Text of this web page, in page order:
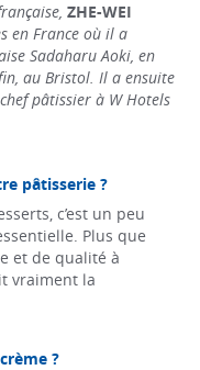
ZHE-WEI
en France où il a
Sadaharu Aoki, en
au Bristol. Il a ensuite
pâtissier à W Hotels
pâtisserie ?
c’est un peu
Plus que
et de qualité à
vraiment la
?